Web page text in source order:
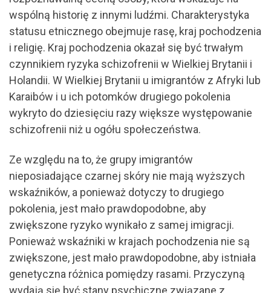
wspólną historię z innymi ludźmi. Charakterystyka
statusu etnicznego obejmuje rasę, kraj pochodzenia
i religię. Kraj pochodzenia okazał się być trwałym
czynnikiem ryzyka schizofrenii w Wielkiej Brytanii i
Holandii. W Wielkiej Brytanii u imigrantów z Afryki lub
Karaibów i u ich potomków drugiego pokolenia
wykryto do dziesięciu razy większe występowanie
schizofrenii niż u ogółu społeczeństwa.
Ze względu na to, że grupy imigrantów
nieposiadające czarnej skóry nie mają wyższych
wskaźników, a ponieważ dotyczy to drugiego
pokolenia, jest mało prawdopodobne, aby
zwiększone ryzyko wynikało z samej imigracji.
Ponieważ wskaźniki w krajach pochodzenia nie są
zwiększone, jest mało prawdopodobne, aby istniała
genetyczna różnica pomiędzy rasami. Przyczyną
wydają się być stany psychiczne związane z